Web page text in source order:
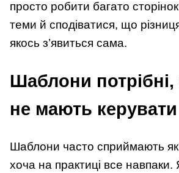
просто робити багато
теми й сподіватися, що
якось з’явиться сама.
Шаблони
не мають керувати
Шаблони часто сприймають як
хоча на практиці все